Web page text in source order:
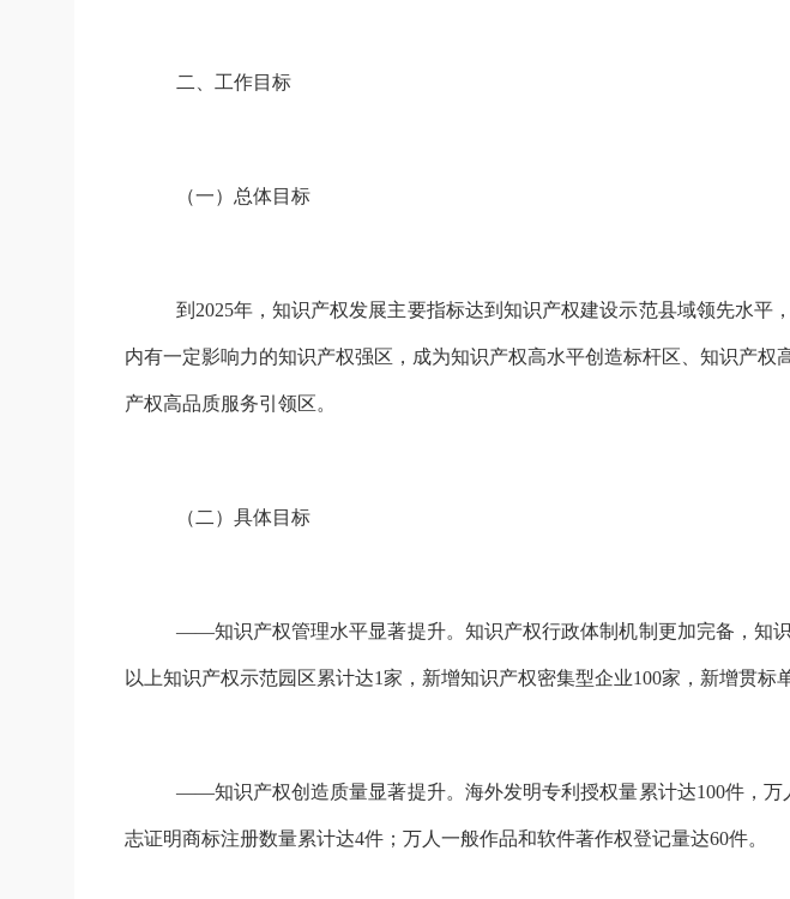
二、工作目标
（一） 总体目标
到 2025年，知识产权发展主要指标达到知识产权建设示范县域领先水
内有一定影响力的知识产权强区，成为知识产权高水平创造标杆区、知识产
产权高品质服务引领区。
（ 二 ） 具体目标
——知识产权管理水平显著提升。知识产权行政体制机制更加完备，知
以上知识产权示范园区累计达1家，新增知识产权密集型企业100家，新增贯标
——知识产权创造质量显著提升。海外发明专利授权量累计达100件，
志证明商标注册数量累计达4件；万人一般作品和软件著作权登记量达60件。